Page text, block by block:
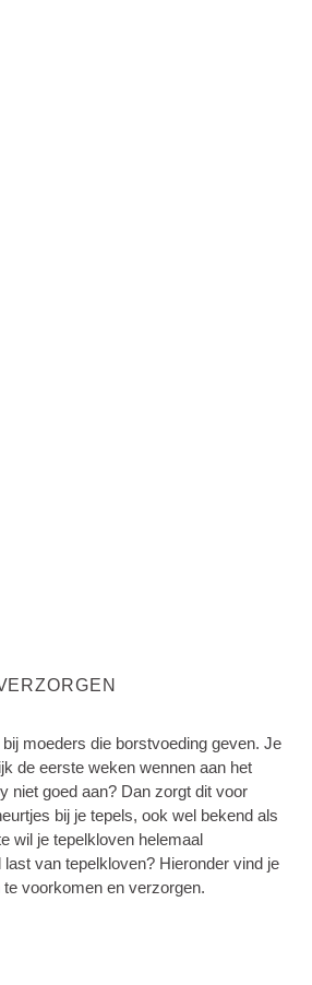
moeders die borstvoeding geven. Je
de eerste weken wennen aan het
niet goed aan? Dan zorgt dit voor
bij je tepels, ook wel bekend als
wil je tepelkloven helemaal
van tepelkloven? Hieronder vind je
voorkomen en verzorgen.